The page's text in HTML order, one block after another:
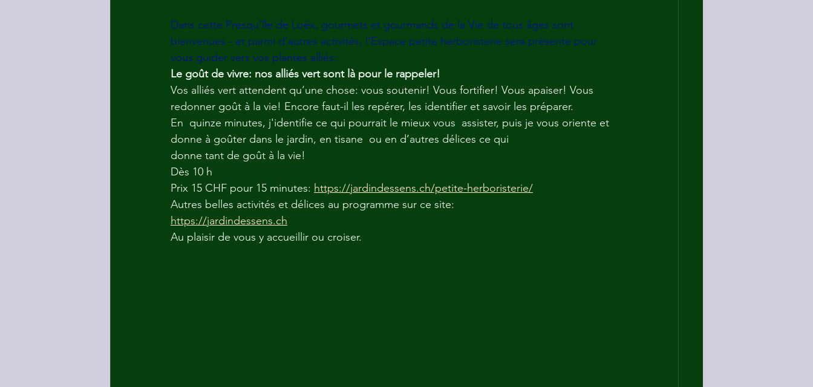
Dans cette Presqu’île de Loëx, gourmets et gourmands de la Vie de tous âges sont
bienvenues - et parmi d'autres activités, l'Espace petite herboristerie sera présente pour
vous guider vers vos plantes alliés:
Le goût de vivre: nos alliés vert sont là pour le rappeler!
Vos alliés vert attendent qu’une chose: vous soutenir! Vous fortifier! Vous apaiser! Vous
redonner goût à la vie! Encore faut-il les repérer, les identifier et savoir les préparer.
En  quinze minutes, j'identifie ce qui pourrait le mieux vous  assister, puis je vous oriente et
donne à goûter dans le jardin, en tisane  ou en d’autres délices ce qui
donne tant de goût à la vie!
Dès 10 h
Prix 15 CHF pour 15 minutes: https://jardindessens.ch/petite-herboristerie/
Autres belles activités et délices au programme sur ce site:
https://jardindessens.ch
Au plaisir de vous y accueillir ou croiser.